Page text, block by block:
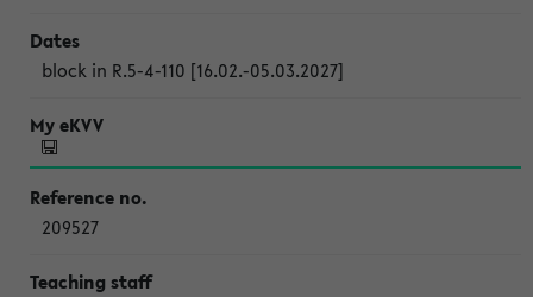
block in R.5-4-110 [16.02.-05.03.2027]
209527